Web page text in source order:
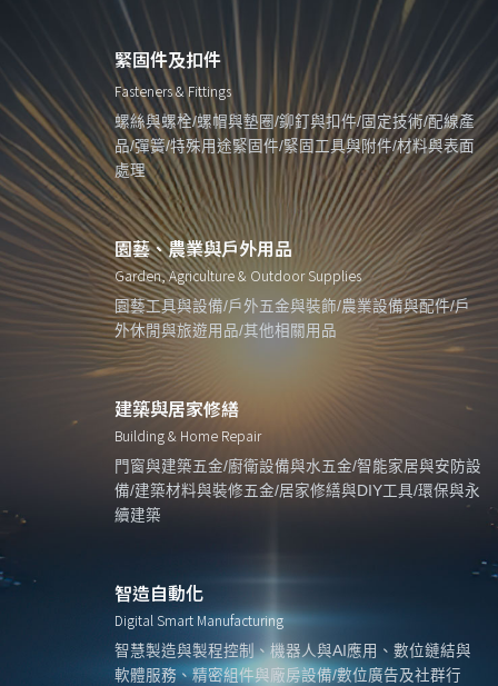
緊固件及扣件
Fasteners & Fittings
螺絲與螺栓/螺帽與墊圈/鉚釘與扣件/固定技術/配線產
品/彈簧/特殊用途緊固件/緊固工具與附件/材料與表面
處理
園藝、農業與戶外用品
Garden, Agriculture & Outdoor Supplies
園藝工具與設備/戶外五金與裝飾/農業設備與配件/戶
外休閒與旅遊用品/其他相關用品
建築與居家修繕
Building & Home Repair
門窗與建築五金/廚衛設備與水五金/智能家居與安防設
備/建築材料與裝修五金/居家修繕與DIY工具/環保與永
續建築
智造自動化
Digital Smart Manufacturing
智慧製造與製程控制、機器人與AI應用、數位鏈結與
軟體服務、精密組件與廠房設備/數位廣告及社群行